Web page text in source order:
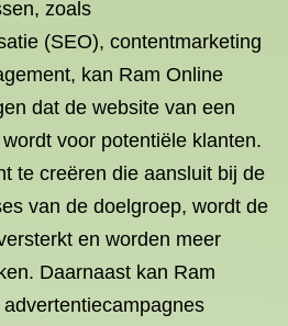
zoals
(SEO), contentmarketing
kan Ram Online
dat de website van een
voor potentiële klanten.
te creëren die aansluit bij de
van de doelgroep, wordt de
en worden meer
Daarnaast kan Ram